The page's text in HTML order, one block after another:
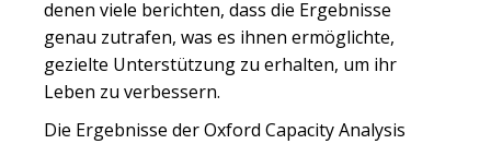
denen viele berichten, dass die Ergebnisse
genau zutrafen, was es ihnen ermöglichte,
gezielte Unterstützung zu erhalten, um ihr
Leben zu verbessern.
Die Ergebnisse der Oxford Capacity Analysis